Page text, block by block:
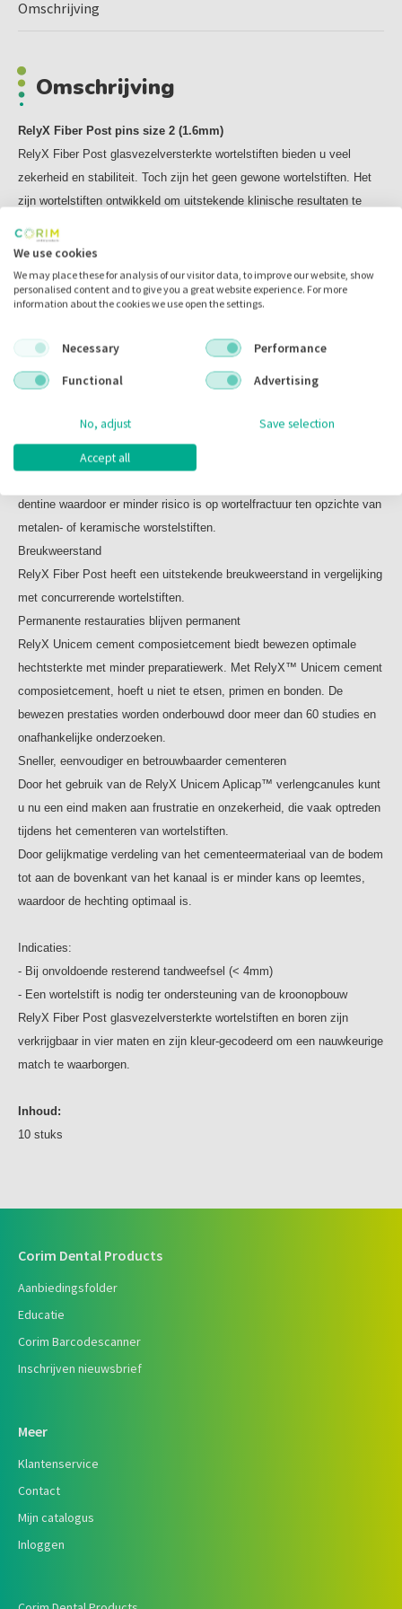
optimale hechtsterkte met minder preparatiewerk. Met
etsen, primen en bonden. De bewezen prestaties worden
onderbouwd door meer dan 60 studies en onafhankelijke
onderzoeken.
Sneller, eenvoudiger en betrouwbaarder cementeren
Door het gebruik van de RelyX Unicem Aplicap™
verlengcanules kunt u nu een eind maken aan frustratie en
onzekerheid, die vaak optreden tijdens het cementeren van
Door gelijkmatige verdeling van het cementeermateriaal
van de bodem tot aan de bovenkant van het kanaal is er
minder kans op leemtes, waardoor de hechting optimaal is.
- Bij onvoldoende resterend tandweefsel (< 4mm)
- Een wortelstift is nodig ter ondersteuning van de
kroonopbouw
boren zijn verkrijgbaar in vier maten en zijn kleur-
gecodeerd om een nauwkeurige match te waarborgen.
Inhoud:
10 stuks
Omschrijving
Omschrijving
RelyX Fiber Post pins size 2 (1.6mm)
RelyX Fiber Post glasvezelversterkte wortelstiften bieden u veel
zekerheid en stabiliteit. Toch zijn het geen gewone wortelstiften. Het
zijn wortelstiften ontwikkeld om uitstekende klinische resultaten te
met RelyX Unicem 2 Automix cement.
Uw voordelen:
- Hogere breukweerstand dan veel andere vooraanstaande
- Esthetisch dankzij translucentie en geen risico op corrosie in
- Vrijwel geen luchtbellen, bij gebruik van RelyX Unicem 2 Automix
combinatie met RelyX Unicem 2 cement.
Hogere elasticiteit
dentine waardoor er minder risico is op wortelfractuur ten opzichte van
metalen- of keramische worstelstiften.
Breukweerstand
RelyX Fiber Post heeft een uitstekende breukweerstand in vergelijking
met concurrerende wortelstiften.
Permanente restauraties blijven permanent
RelyX Unicem cement composietcement biedt bewezen optimale
hechtsterkte met minder preparatiewerk. Met RelyX™ Unicem cement
composietcement, hoeft u niet te etsen, primen en bonden. De
bewezen prestaties worden onderbouwd door meer dan 60 studies en
onafhankelijke onderzoeken.
Sneller, eenvoudiger en betrouwbaarder cementeren
Door het gebruik van de RelyX Unicem Aplicap™ verlengcanules kunt
u nu een eind maken aan frustratie en onzekerheid, die vaak optreden
tijdens het cementeren van wortelstiften.
Door gelijkmatige verdeling van het cementeermateriaal van de bodem
tot aan de bovenkant van het kanaal is er minder kans op leemtes,
waardoor de hechting optimaal is.
Indicaties:
- Bij onvoldoende resterend tandweefsel (< 4mm)
- Een wortelstift is nodig ter ondersteuning van de kroonopbouw
RelyX Fiber Post glasvezelversterkte wortelstiften en boren zijn
verkrijgbaar in vier maten en zijn kleur-gecodeerd om een nauwkeurige
match te waarborgen.
Inhoud:
10 stuks
Corim Dental Products
Aanbiedingsfolder
Educatie
Corim Barcodescanner
Inschrijven nieuwsbrief
Meer
Klantenservice
Contact
Mijn catalogus
Inloggen
We use cookies
We may place these for analysis of our visitor data, to improve our website, show
personalised content and to give you a great website experience. For more
information about the cookies we use open the settings.
Necessary
Performance
Functional
Advertising
No, adjust Save selection
Accept all